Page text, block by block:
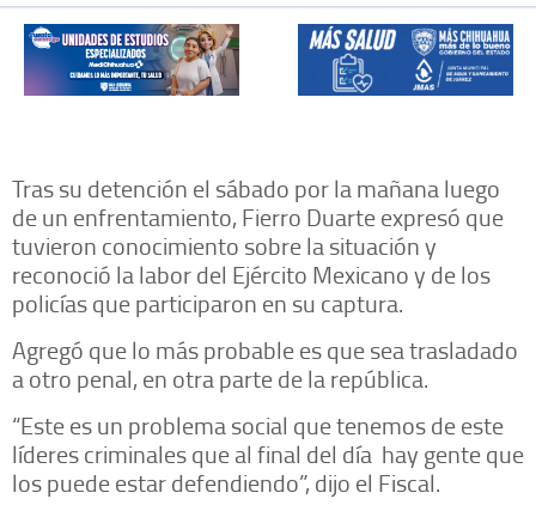
Tras su detención el sábado por la mañana luego
de un enfrentamiento, Fierro Duarte expresó que
tuvieron conocimiento sobre la situación y
reconoció la labor del Ejército Mexicano y de los
policías que participaron en su captura.
Agregó que lo más probable es que sea trasladado
a otro penal, en otra parte de la república.
“Este es un problema social que tenemos de este
líderes criminales que al final del día hay gente que
los puede estar defendiendo”, dijo el Fiscal.